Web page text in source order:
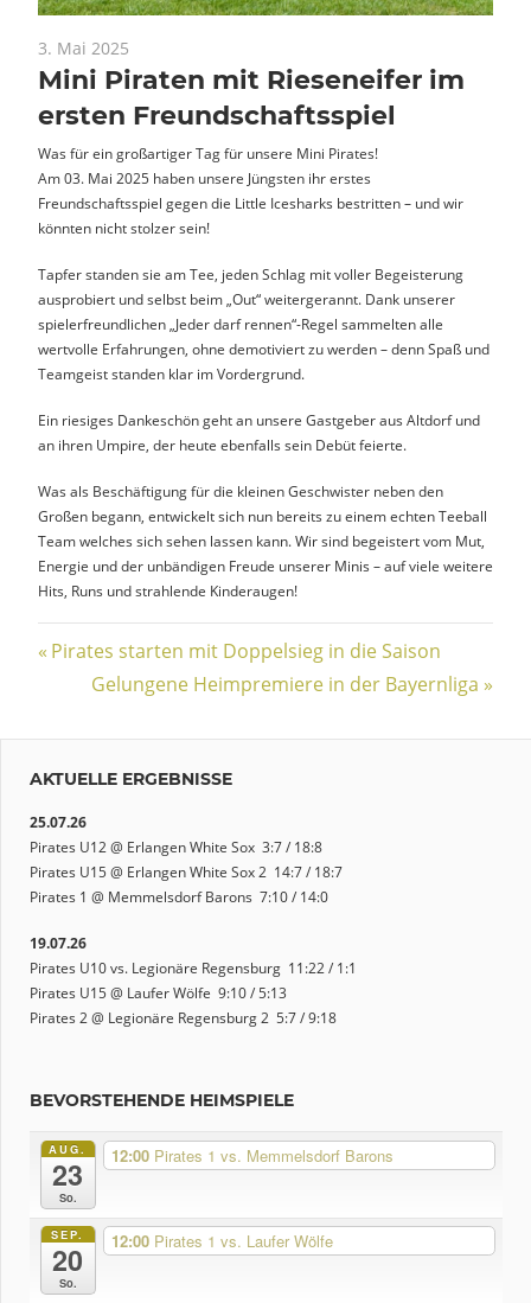
3. Mai 2025
Mini Piraten mit Rieseneifer im
ersten Freundschaftsspiel
Was für ein großartiger Tag für unsere Mini Pirates!
Am 03. Mai 2025 haben unsere Jüngsten ihr erstes
Freundschaftsspiel gegen die Little Icesharks bestritten – und wir
könnten nicht stolzer sein!
Tapfer standen sie am Tee, jeden Schlag mit voller Begeisterung
ausprobiert und selbst beim „Out“ weitergerannt. Dank unserer
spielerfreundlichen „Jeder darf rennen“-Regel sammelten alle
wertvolle Erfahrungen, ohne demotiviert zu werden – denn Spaß und
Teamgeist standen klar im Vordergrund.
Ein riesiges Dankeschön geht an unsere Gastgeber aus Altdorf und
an ihren Umpire, der heute ebenfalls sein Debüt feierte.
Was als Beschäftigung für die kleinen Geschwister neben den
Großen begann, entwickelt sich nun bereits zu einem echten Teeball
Team welches sich sehen lassen kann. Wir sind begeistert vom Mut,
Energie und der unbändigen Freude unserer Minis – auf viele weitere
Hits, Runs und strahlende Kinderaugen!
Beitragsnavigation
Vorheriger
Beitrag:
Pirates starten mit Doppelsieg in die Saison
Nächster
Gelungene Heimpremiere in der Bayernliga
AKTUELLE ERGEBNISSE
25.07.26
Pirates U12 @ Erlangen White Sox 3:7 / 18:8
Pirates U15 @ Erlangen White Sox 2 14:7 / 18:7
Pirates 1 @ Memmelsdorf Barons 7:10 / 14:0
19.07.26
Pirates U10 vs. Legionäre Regensburg 11:22 / 1:1
Pirates U15 @ Laufer Wölfe 9:10 / 5:13
Pirates 2 @ Legionäre Regensburg 2 5:7 / 9:18
BEVORSTEHENDE HEIMSPIELE
AUG.
23
So.
12:00 Pirates 1 vs. Memmelsdorf Barons
SEP.
20
So.
12:00 Pirates 1 vs. Laufer Wölfe